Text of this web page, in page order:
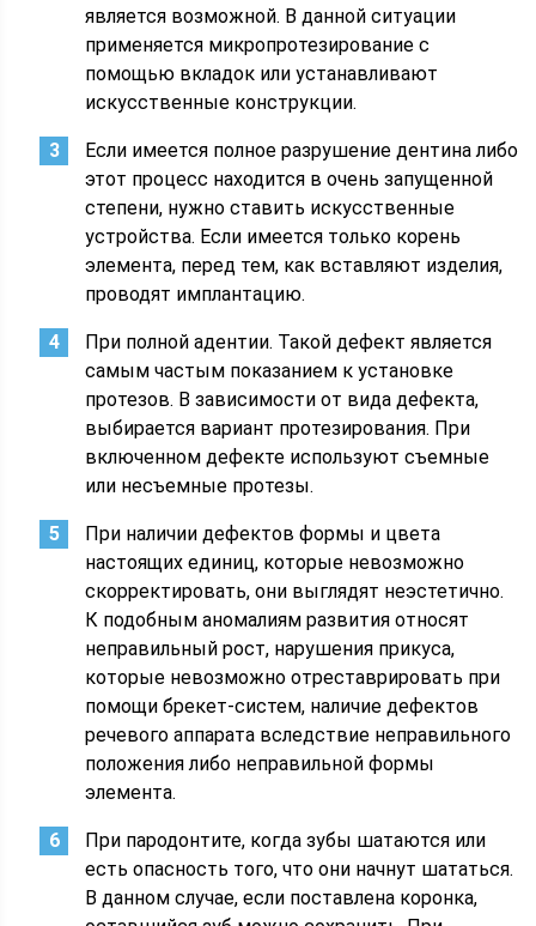
является возможной. В данной ситуации
применяется микропротезирование с
помощью вкладок или устанавливают
искусственные конструкции.
Если имеется полное разрушение дентина либо
этот процесс находится в очень запущенной
степени, нужно ставить искусственные
устройства. Если имеется только корень
элемента, перед тем, как вставляют изделия,
проводят имплантацию.
При полной адентии. Такой дефект является
самым частым показанием к установке
протезов. В зависимости от вида дефекта,
выбирается вариант протезирования. При
включенном дефекте используют съемные
или несъемные протезы.
При наличии дефектов формы и цвета
настоящих единиц, которые невозможно
скорректировать, они выглядят неэстетично.
К подобным аномалиям развития относят
неправильный рост, нарушения прикуса,
которые невозможно отреставрировать при
помощи брекет-систем, наличие дефектов
речевого аппарата вследствие неправильного
положения либо неправильной формы
элемента.
При пародонтите, когда зубы шатаются или
есть опасность того, что они начнут шататься.
В данном случае, если поставлена коронка,